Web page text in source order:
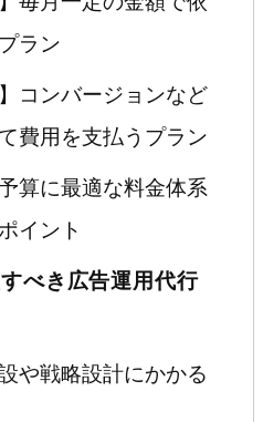
ラン
コンバージョンなど
費用を支払うプラン
算に最適な料金体系
イント
べき広告運用代行
や戦略設計にかかる